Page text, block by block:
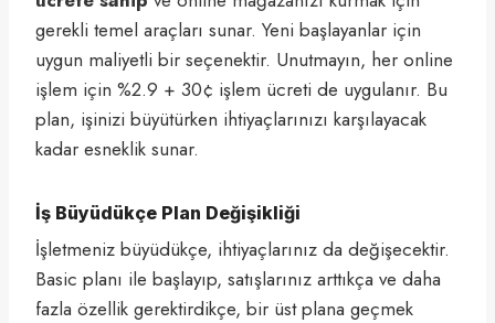
gerekli temel araçları sunar. Yeni başlayanlar için
uygun maliyetli bir seçenektir. Unutmayın, her online
işlem için %2.9 + 30¢ işlem ücreti de uygulanır. Bu
plan, işinizi büyütürken ihtiyaçlarınızı karşılayacak
kadar esneklik sunar.
İş Büyüdükçe Plan Değişikliği
İşletmeniz büyüdükçe, ihtiyaçlarınız da değişecektir.
Basic planı ile başlayıp, satışlarınız arttıkça ve daha
fazla özellik gerektirdikçe, bir üst plana geçmek